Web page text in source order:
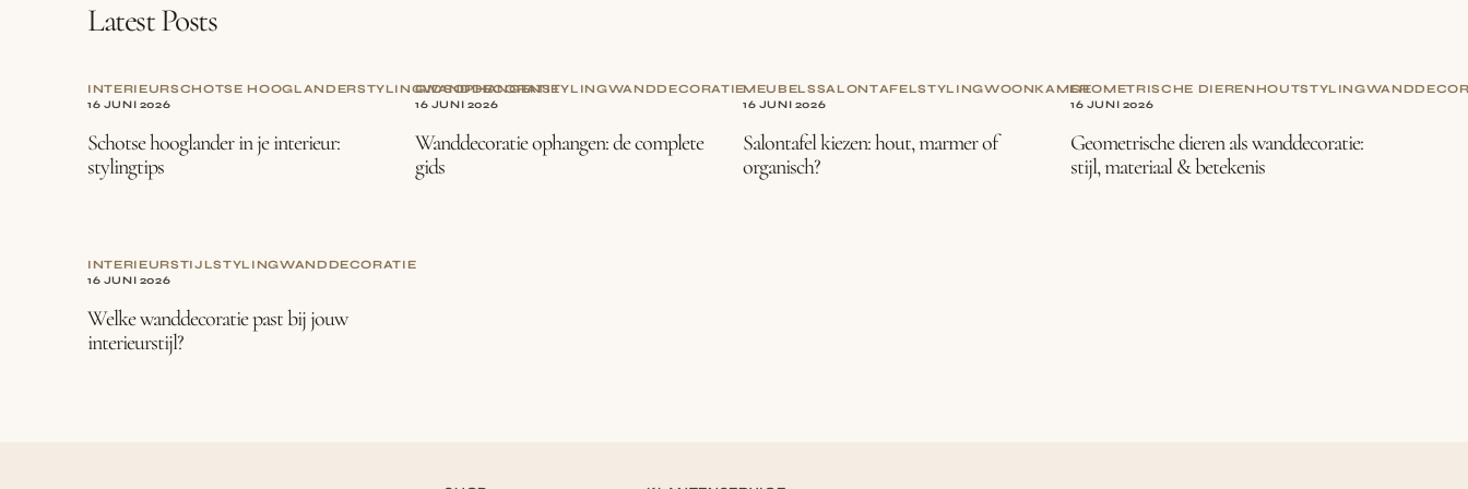
Latest Posts
INTERIEURSCHOTSE HOOGLANDERSTYLINGWANDDECORATIE
16 JUNI 2026
Schotse hooglander in je interieur:
stylingtips
GIDSOPHANGENSTYLINGWANDDECORATIE
16 JUNI 2026
Wanddecoratie ophangen: de complete
gids
MEUBELSSALONTAFELSTYLINGWOONKAMER
16 JUNI 2026
Salontafel kiezen: hout, marmer of
organisch?
GEOMETRISCHE DIERENHOUTSTYLING
16 JUNI 2026
Geometrische dieren als wanddecoratie:
stijl, materiaal & betekenis
INTERIEURSTIJLSTYLINGWANDDECORATIE
16 JUNI 2026
Welke wanddecoratie past bij jouw
interieurstijl?